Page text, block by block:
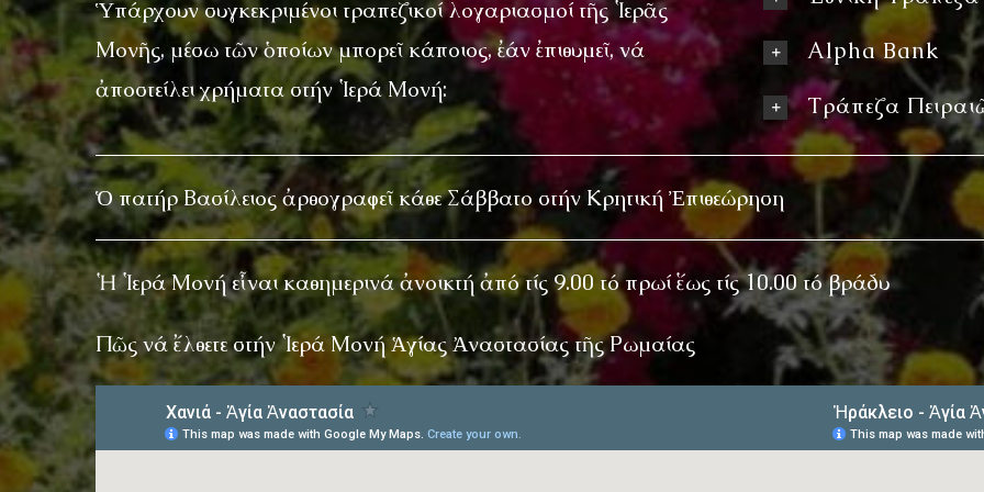
Ὑπάρχουν συγκεκριμένοι τραπεζικοί λογαριασμοί τῆς Ἱερᾶς
Μονῆς, μέσω τῶν ὁποίων μπορεῖ κάποιος, ἐάν ἐπιθυμεῖ, νά
ἀποστείλει χρήματα στήν Ἱερά Μονή:
Alpha Bank
Τράπεζα
Ὁ πατήρ Βασίλειος ἀρθογραφεῖ κάθε Σάββατο στήν Κρητική Ἐπιθεώρηση
Ἡ Ἱερά Μονή εἶναι καθημερινά ἀνοικτή ἀπό τίς 9.00 τό πρωί ἕως τίς 10.00 τό βράδυ
Πῶς νά ἔλθετε στήν Ἱερά Μονή Ἁγίας Ἀναστασίας τῆς Ρωμαίας